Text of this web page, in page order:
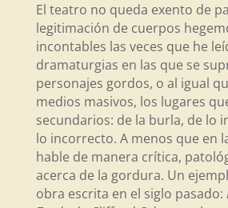
El teatro no queda exento de
legitimación de cuerpos
incontables las veces que he
dramaturgias en las que se
personajes gordos, o al igual
medios masivos, los lugares
secundarios: de la burla, de lo
lo incorrecto. A menos que en
hable de manera crítica,
acerca de la gordura. Un
obra escrita en el siglo pasado: